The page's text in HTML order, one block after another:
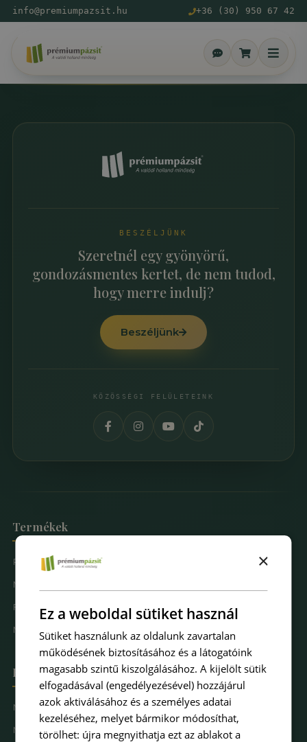
info@premiumpazsit.hu +36 (30) 950 67 42
BESZÉLJÜNK
Szeretnél egy gyönyörű,
gondozásmentes kertet, de nem tudod,
hogy merre indulj?
Beszéljünk
KÖZÖSSÉGI FELÜLETEINK
Termékek
Prémium Pázsit® Műfüvek
Mintarendelés
Fűfal Dekoráció
Műfűkarbantartás
Hova keresel pázsitot
Műfű kertbe
Műfű teraszra
×
Ez a weboldal sütiket használ
Sütiket használunk az oldalunk zavartalan
működésének biztosításához és a látogatóink
magasabb szintű kiszolgálásához. A kijelölt sütik
elfogadásával (engedélyezésével) hozzájárul
azok aktiválásához és a személyes adatai
kezeléséhez, melyet bármikor módosíthat,
törölhet: újra megnyithatja ezt az ablakot a